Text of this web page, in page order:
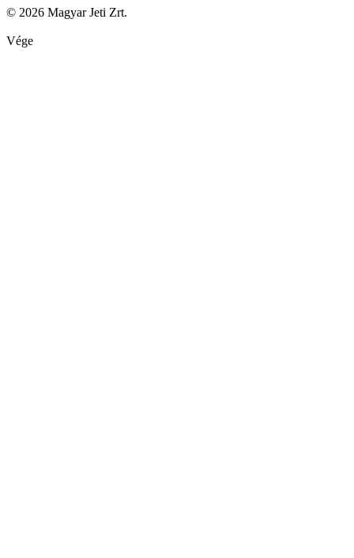
© 2026 Magyar Jeti Zrt.
Vége